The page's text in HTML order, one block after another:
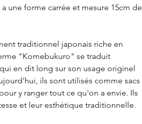
une forme carrée et mesure 15cm de
traditionnel japonais riche en
"Komebukuro" se traduit
en dit long sur son usage originel
ils sont utilisés comme sacs
y ranger tout ce qu'on a envie. Ils
et leur esthétique traditionnelle.